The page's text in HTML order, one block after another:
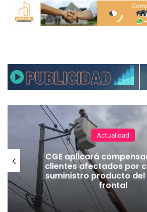
Actualidad
CGE aplicará
clientes afectados por
suministro producto
frontal